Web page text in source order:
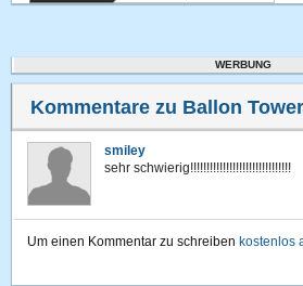
WERBUNG
Kommentare zu Ballon
smiley
sehr schwierig!!!!!!!!!!!!!!!!!!!!!!!!!!!!!!!
Um einen Kommentar zu schreiben kostenlos